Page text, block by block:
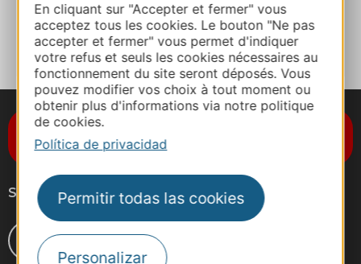
En cliquant sur "Accepter et fermer" vous
acceptez tous les cookies. Le bouton "Ne pas
accepter et fermer" vous permet d'indiquer
votre refus et seuls les cookies nécessaires au
fonctionnement du site seront déposés. Vous
pouvez modifier vos choix à tout moment ou
obtenir plus d'informations via notre politique
de cookies.
Política de privacidad
Permitir todas las cookies
Personalizar
A MIS FAVORITOS
Suscríbase al boletín de noticias
Destination Occitanie
Síganos